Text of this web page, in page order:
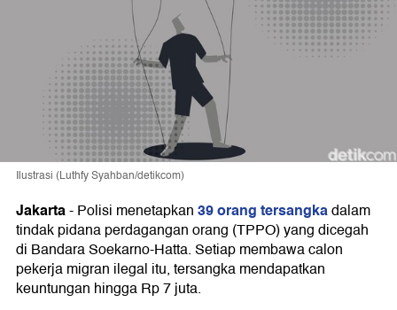
Ilustrasi (Luthfy Syahban/detikcom)
Jakarta-Polisi menetapkan39 orang tersangkadalam
tindak pidana perdagangan orang (TPPO) yang dicegah
di Bandara Soekarno-Hatta. Setiap membawa calon
pekerja migran ilegal itu, tersangka mendapatkan
keuntungan hingga Rp 7 juta.